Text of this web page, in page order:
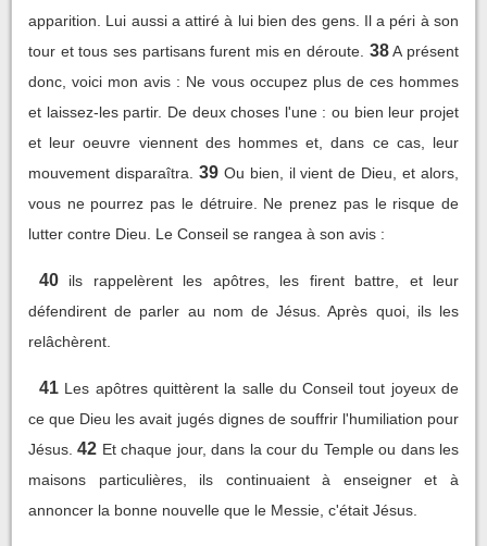
apparition. Lui aussi a attiré à lui bien des gens. Il a péri à son
tour et tous ses partisans furent mis en déroute. 38 A présent
donc, voici mon avis : Ne vous occupez plus de ces hommes
et laissez-les partir. De deux choses l'une : ou bien leur projet
et leur oeuvre viennent des hommes et, dans ce cas, leur
mouvement disparaîtra.
39 Ou bien, il vient de Dieu, et alors,
vous ne pourrez pas le détruire. Ne prenez pas le risque de
lutter contre Dieu. Le Conseil se rangea à son avis :
40
ils rappelèrent les apôtres, les firent battre, et leur
défendirent de parler au nom de Jésus. Après quoi, ils les
relâchèrent.
41 Les apôtres quittèrent la salle du Conseil tout joyeux de
ce que Dieu les avait jugés dignes de souffrir l'humiliation pour
Jésus. 42 Et chaque jour, dans la cour du Temple ou dans les
maisons particulières, ils continuaient à enseigner et à
annoncer la bonne nouvelle que le Messie, c'était Jésus.